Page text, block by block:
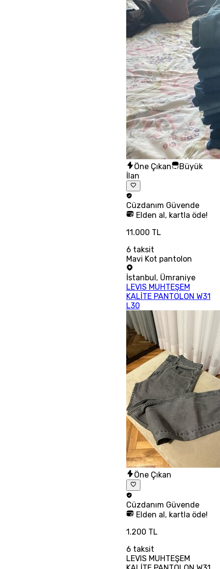
Öne Çıkan
Büyük
İlan
Cüzdanım Güvende
Elden al, kartla öde!
11.000 TL
6 taksit
Mavi Kot pantolon
İstanbul , Ümraniye
LEVIS MUHTEŞEM
KALİTE PANTOLON W31
L30
Öne Çıkan
Cüzdanım Güvende
Elden al, kartla öde!
1.200 TL
6 taksit
LEVIS MUHTEŞEM